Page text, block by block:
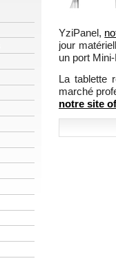
YziPanel,
jour
un port
La tablette
marché
notre site